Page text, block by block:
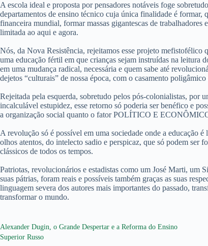
A escola ideal e proposta por pensadores notáveis foge
departamentos de ensino técnico cuja única finalidade é formar,
financeira mundial, formar massas gigantescas de
limitada ao aqui e agora.
Nós, da Nova Resistência, rejeitamos esse projeto mefistofélico
uma educação fértil em que crianças sejam instruídas na leitura
em uma mudança radical, necessária e quem sabe até
dejetos “culturais” de nossa época, com o casamento
Rejeitada pela esquerda, sobretudo pelos pós-colonialistas, por
incalculável estupidez, esse retorno só poderia ser benéfico e
a organização social quanto o fator POLÍTICO E
A revolução só é possível em uma sociedade onde a educação
olhos atentos, do intelecto sadio e perspicaz, que só podem ser
clássicos de todos os tempos.
Patriotas, revolucionários e estadistas como um José Marti,
suas pátrias, foram reais e possíveis também graças as suas
linguagem severa dos autores mais importantes do passado,
transformar o mundo.
Alexander Dugin, o Grande Despertar e a Reforma do Ensino
Superior Russo